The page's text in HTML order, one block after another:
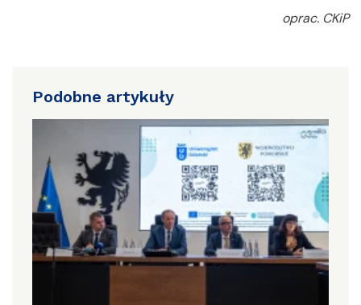
oprac. CKiP
Podobne artykuły